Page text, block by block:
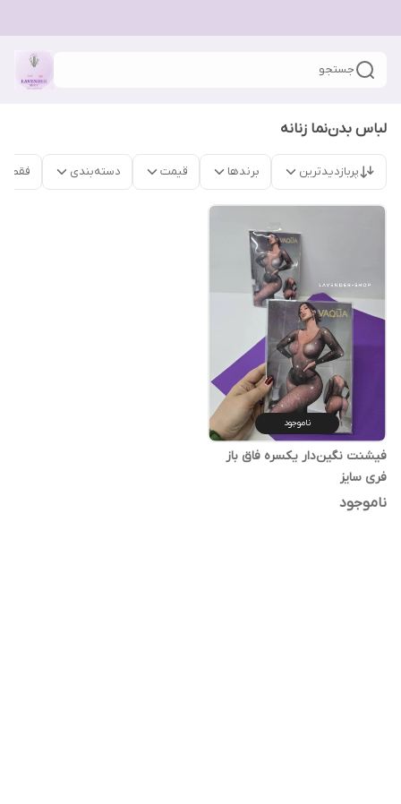
جستجو
لباس بدن‌نما زنانه
پربازدیدترین برندها قیمت دسته‌بندی فقط
ناموجود
فیشنت نگین‌دار یکسره فاق باز
فری سایز
ناموجود